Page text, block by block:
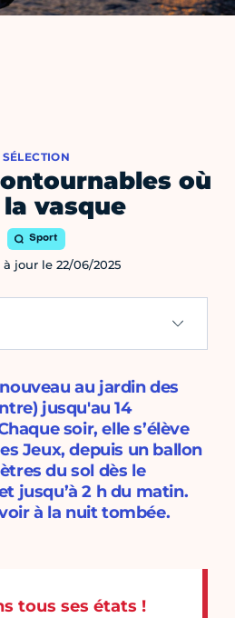
où
vasque
SÉLECTION
Sport
à jour le 22/06/2025
au jardin des
jusqu'au 14
soir, elle s’élève
Jeux, depuis un ballon
du sol dès le
jusqu’à 2 h du matin.
à la nuit tombée.
tous ses états !